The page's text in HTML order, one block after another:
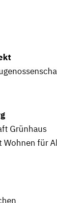
Grünhaus
Wohnen für